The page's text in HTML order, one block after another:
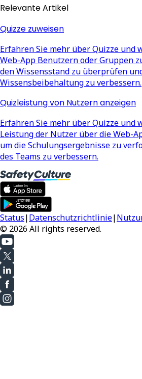
Relevante Artikel
Quizze zuweisen
Erfahren Sie mehr über Quizze und
Web-App Benutzern oder Gruppen
den Wissensstand zu überprüfen
Wissensbeibehaltung zu verbessern.
Quizleistung von Nutzern anzeigen
Erfahren Sie mehr über Quizze und
Leistung der Nutzer über die Web-
um die Schulungsergebnisse zu
des Teams zu verbessern.
Status|Datenschutzrichtlinie|
© 2026 All rights reserved.